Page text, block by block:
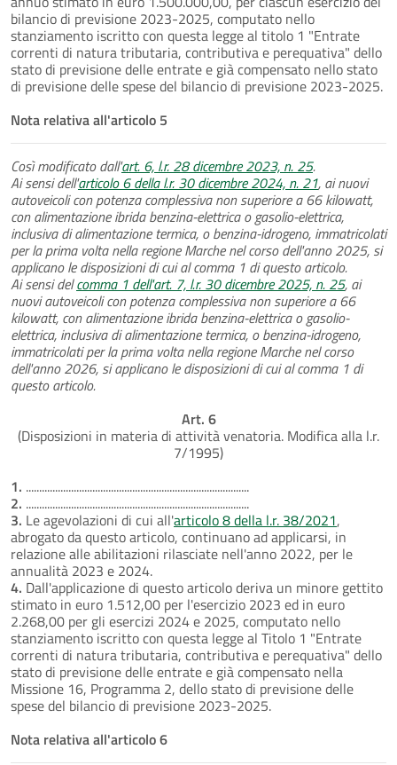
bilancio di previsione 2023-2025, computato nello
stanziamento iscritto con questa legge al titolo 1 "Entrate
correnti di natura tributaria, contributiva e perequativa" dello
stato di previsione delle entrate e già compensato nello stato
di previsione delle spese del bilancio di previsione 2023-2025.
Nota relativa all'articolo 5
Così modificato dall'art. 6, l.r. 28 dicembre 2023, n. 25.
Ai sensi dell'articolo 6 della l.r. 30 dicembre 2024, n. 21, ai nuovi
autoveicoli con potenza complessiva non superiore a 66 kilowatt,
con alimentazione ibrida benzina-elettrica o gasolio-elettrica,
inclusiva di alimentazione termica, o benzina-idrogeno, immatricolati
per la prima volta nella regione Marche nel corso dell'anno 2025, si
applicano le disposizioni di cui al comma 1 di questo articolo.
Ai sensi delcomma 1 dell'art. 7, l.r. 30 dicembre 2025, n. 25, ai
nuovi autoveicoli con potenza complessiva non superiore a 66
kilowatt, con alimentazione ibrida benzina-elettrica o gasolio-
elettrica, inclusiva di alimentazione termica, o benzina-idrogeno,
immatricolati per la prima volta nella regione Marche nel corso
dell'anno 2026, si applicano le disposizioni di cui al comma 1 di
questo articolo.
Art. 6
(Disposizioni in materia di attività venatoria. Modifica alla l.r.
7/1995)
1. ....................................................................................
2. ....................................................................................
3. Le agevolazioni di cui all'articolo 8 della l.r. 38/2021,
abrogato da questo articolo, continuano ad applicarsi, in
relazione alle abilitazioni rilasciate nell'anno 2022, per le
annualità 2023 e 2024.
4. Dall'applicazione di questo articolo deriva un minore gettito
stimato in euro 1.512,00 per l'esercizio 2023 ed in euro
2.268,00 per gli esercizi 2024 e 2025, computato nello
stanziamento iscritto con questa legge al Titolo 1 "Entrate
correnti di natura tributaria, contributiva e perequativa" dello
stato di previsione delle entrate e già compensato nella
Missione 16, Programma 2, dello stato di previsione delle
spese del bilancio di previsione 2023-2025.
Nota relativa all'articolo 6